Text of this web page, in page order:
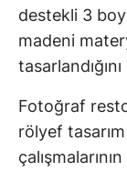
destekli 3
madeni
Fotoğraf
rölyef